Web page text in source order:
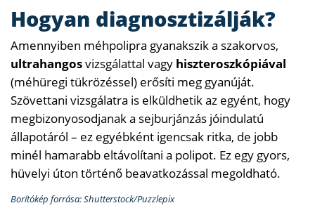
Hogyan diagnosztizálják?
Amennyiben méhpolipra gyanakszik a szakorvos,
ultrahangosvizsgálattal vagy hiszteroszkópiával
(méhüregi tükrözéssel) erősíti meg gyanúját.
Szövettani vizsgálatra is elküldhetik az egyént, hogy
megbizonyosodjanak a sejburjánzás jóindulatú
állapotáról – ez egyébként igencsak ritka, de jobb
minél hamarabb eltávolítani a polipot. Ez egy gyors,
hüvelyi úton történő beavatkozással megoldható.
Borítókép forrása: Shutterstock/Puzzlepix